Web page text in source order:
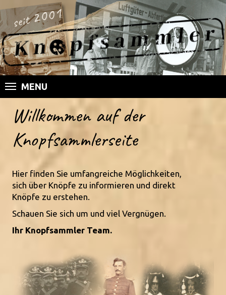
MENU
Willkommen auf der
Knopfsammlerseite
Hier finden Sie umfangreiche Möglichkeiten,
sich über Knöpfe zu informieren und direkt
Knöpfe zu erstehen.
Schauen Sie sich um und viel Vergnügen.
Ihr Knopfsammler Team.